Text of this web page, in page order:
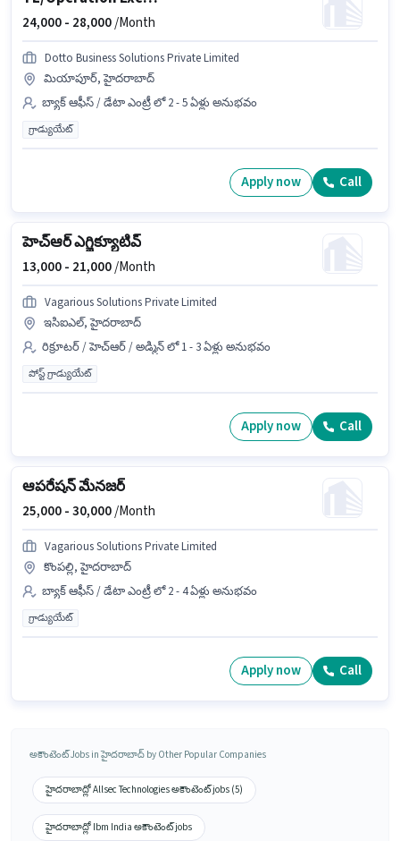
24,000 - 28,000/Month
Dotto Business Solutions Private Limited
మియాపూర్, హైదరాబాద్
బ్యాక్ ఆఫీస్ / డేటా ఎంట్రీ లో 2 - 5 ఏళ్లు అనుభవం
గ్రాడ్యుయేట్
Apply now Call
హెచ్‌ఆర్ ఎగ్జిక్యూటివ్
13,000 - 21,000/Month
Vagarious Solutions Private Limited
ఇసిఐఎల్, హైదరాబాద్
రిక్రూటర్ / హెచ్ఆర్ / అడ్మిన్ లో 1 - 3 ఏళ్లు అనుభవం
పోస్ట్ గ్రాడ్యుయేట్
Apply now Call
ఆపరేషన్ మేనజర్
25,000 -30,000/Month
Vagarious Solutions Private Limited
కొంపల్లి, హైదరాబాద్
బ్యాక్ ఆఫీస్ / డేటా ఎంట్రీ లో 2 - 4 ఏళ్లు అనుభవం
గ్రాడ్యుయేట్
Apply now Call
అకౌంటెంట్ Jobs in హైదరాబాద్ by Other Popular Companies
హైదరాబాద్లో Allsec Technologies అకౌంటెంట్ jobs (5)
హైదరాబాద్లో Ibm India అకౌంటెంట్ jobs